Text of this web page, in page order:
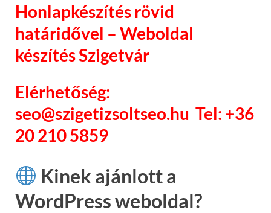
Honlapkészítés rövid
határidővel – Weboldal
készítés Szigetvár
Elérhetőség:
seo@szigetizsoltseo.hu Tel: +36
20 210 5859
Kinek ajánlott a
WordPress weboldal?